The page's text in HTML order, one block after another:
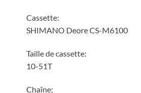
Cassette:
SHIMANO Deore CS-M6100
Taille de cassette:
10-51T
Chaîne: